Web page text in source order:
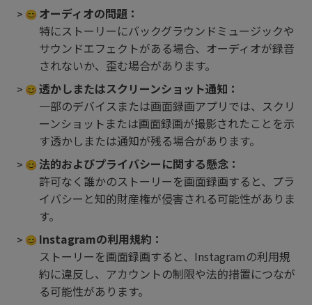
オーディオの問題：
特にストーリーにバックグラウンドミュージックや
サウンドエフェクトがある場合、オーディオが録音
されないか、歪む場合があります。
透かしまたはスクリーンショット通知：
一部のデバイスまたは画面録画アプリでは、スクリ
ーンショットまたは画面録画が撮影されたことを示
す透かしまたは通知が残る場合があります。
法的およびプライバシーに関する懸念：
許可なく誰かのストーリーを画面録画すると、プラ
イバシーと知的財産権が侵害される可能性がありま
す。
Instagramの利用規約：
ストーリーを画面録画すると、Instagramの利用規
約に違反し、アカウントの制限や法的措置につなが
る可能性があります。